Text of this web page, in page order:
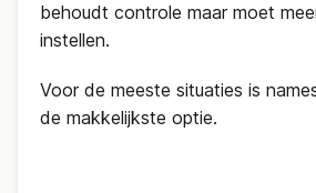
behoudt controle maar moet
instellen.
Voor de meeste situaties is
de makkelijkste optie.